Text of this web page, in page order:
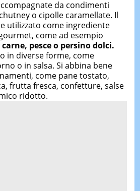
da condimenti
o cipolle caramellate. Il
utilizzato come ingrediente
come ad esempio
pesce o persino dolci.
in diverse forme, come
o in salsa. Si abbina bene
come pane tostato,
frutta fresca, confetture, salse
ridotto.